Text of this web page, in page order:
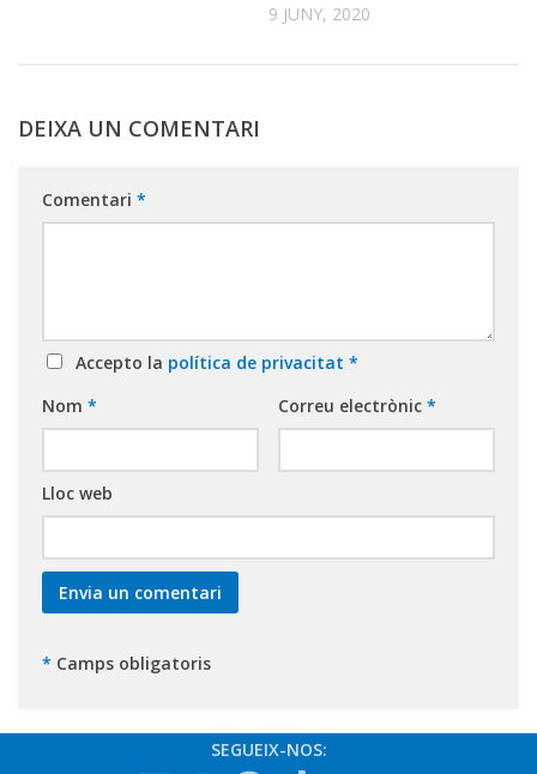
9 JUNY, 2020
DEIXA UN COMENTARI
Comentari *
Accepto la política de privacitat *
Nom * Correu electrònic *
Lloc web
* Camps obligatoris
SEGUEIX-NOS: